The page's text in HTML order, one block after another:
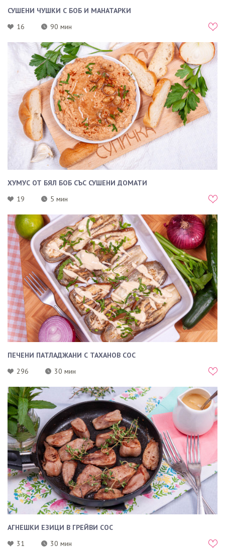
СУШЕНИ ЧУШКИ С БОБ И МАНАТАРКИ
16
90 мин
ХУМУС ОТ БЯЛ БОБ СЪС СУШЕНИ ДОМАТИ
19
5 мин
ПЕЧЕНИ ПАТЛАДЖАНИ С ТАХАНОВ СОС
296
30 мин
АГНЕШКИ ЕЗИЦИ В ГРЕЙВИ СОС
31
30 мин